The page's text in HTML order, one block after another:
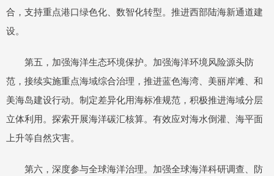
合，支持重点港口绿色化、数智化转型。推进西部陆海新通道建
设。
第五，加强海洋生态环境保护。加强海洋环境风险源头防
范，接续实施重点海域综合治理，推进蓝色海湾、美丽岸滩、和
美海岛建设行动。制定差异化用海标准规范，积极推进海域分层
立体利用。探索开展海洋碳汇核算。有效应对海水倒灌、海平面
上升等自然灾害。
第六，深度参与全球海洋治理。加强全球海洋科研调查、防